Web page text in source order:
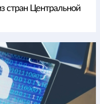
стран Центральной